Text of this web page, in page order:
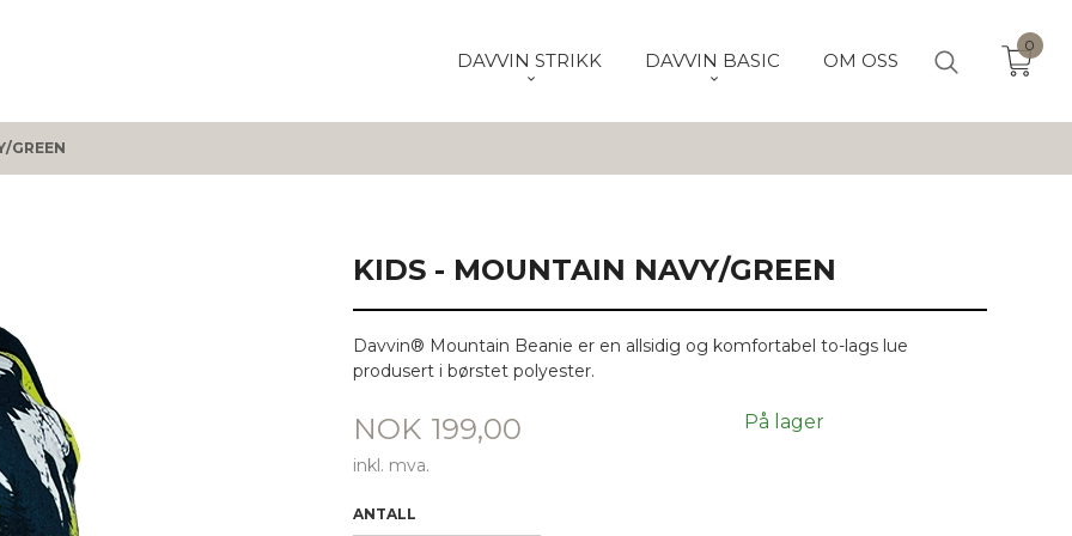
DAVVIN STRIKK DAVVIN BASIC OM OSS
0
GREEN
KIDS - MOUNTAIN NAVY/GREEN
Davvin® Mountain Beanie er en allsidig og komfortabel to-lags lue
produsert i børstet polyester.
Pris
NOK 199,00
inkl. mva.
På lager
ANTALL